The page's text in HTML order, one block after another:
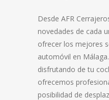
Desde AFR
novedades de cada
ofrecer los mejores
automóvil en
disfrutando de tu
ofrecemos
posibilidad de